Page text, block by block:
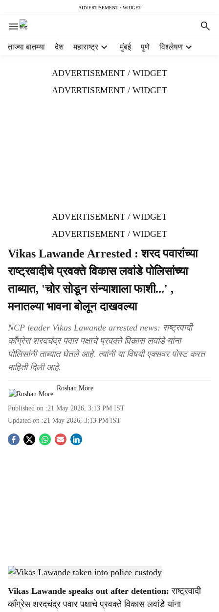
ADVERTISEMENT / WIDGET
ताज्या बातम्या देश महाराष्ट्र मुंबई पुणे विश्लेषण
ADVERTISEMENT / WIDGET
ADVERTISEMENT / WIDGET
ADVERTISEMENT / WIDGET
ADVERTISEMENT / WIDGET
Vikas Lawande Arrested : शरद पवारांच्या
राष्ट्रवादीचे प्रवक्ते विकास लवांडे पोलिसांच्या
ताब्यात, 'चोर सोडून संन्याशाला फाशी...' ,
मनातल्या भावना बोलून दाखवल्या
NCP leader Vikas Lawande arrested news: राष्ट्रवादी
काँग्रेस शरदचंद्र पवार पक्षाचे प्रवक्ते विकास लवांडे यांना
पोलिसांनी ताब्यात घेतले आहे. त्यांनी या विषयी एक्सवर पोस्ट करत
माहिती दिली आहे.
Roshan More
Published on :21 May 2026, 3:13 PM IST
Updated on :21 May 2026, 3:13 PM IST
S
a
Vikas Lawande taken into police custody- Sarkarnama
Vikas Lawande speaks out after detention: राष्ट्रवादी
काँग्रेस शरदचंद्र पवार पक्षाचे प्रवक्ते विकास लवांडे यांना